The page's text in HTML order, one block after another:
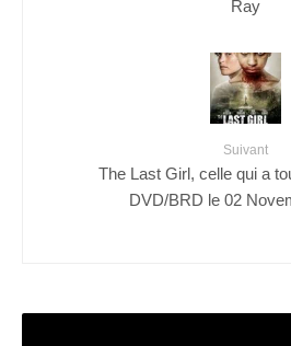
Ray
Suivant
The Last Girl, celle qui a
DVD/BRD le 02